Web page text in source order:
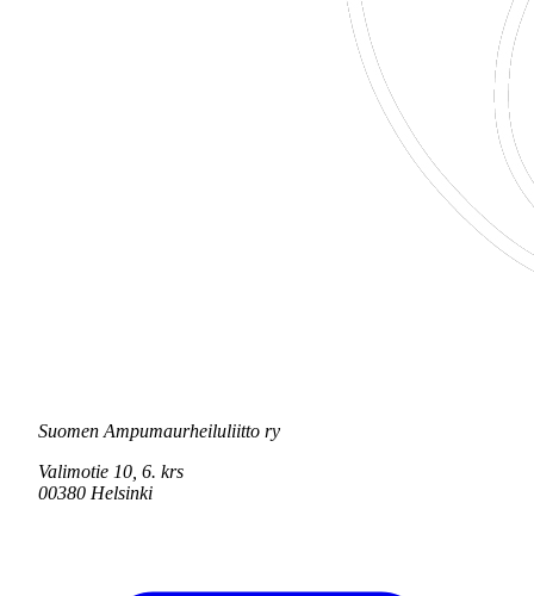
Suomen Ampumaurheiluliitto ry
Valimotie 10, 6. krs
00380 Helsinki